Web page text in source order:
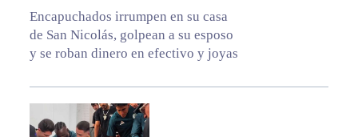
Encapuchados irrumpen en su casa
de San Nicolás, golpean a su esposo
y se roban dinero en efectivo y joyas